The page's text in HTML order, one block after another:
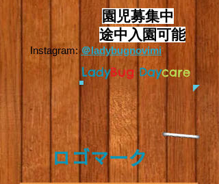
Outside.HEIC
​
園児募集中
途中入園可能
Instagram: ＠ladybugnovimi
LadyBug Daycare
​ロゴマーク